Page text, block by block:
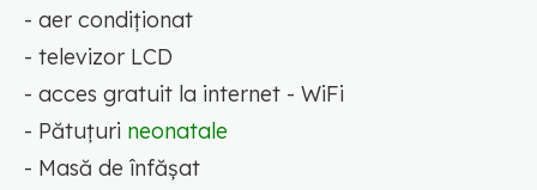
- aer condiționat
- televizor LCD
- acces gratuit la internet - WiFi
- Pătuțuri neonatale
- Masă de înfășat